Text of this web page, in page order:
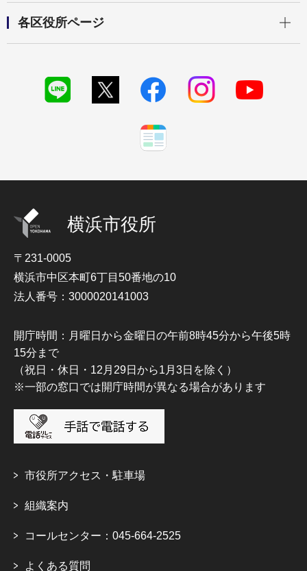
各区役所ページ
横浜市役所
〒231-0005
横浜市中区本町6丁目50番地の10
法人番号：3000020141003
開庁時間：月曜日から金曜日の午前8時45分から午後5時
15分まで
（祝日・休日・12月29日から1月3日を除く）
※一部の窓口では開庁時間が異なる場合があります
市役所アクセス・駐車場
組織案内
コールセンター：045-664-2525
よくある質問